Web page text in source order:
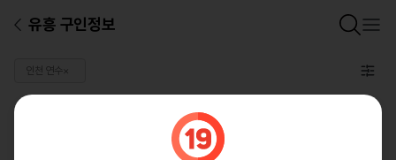
유흥 구인정보
인천 연수×